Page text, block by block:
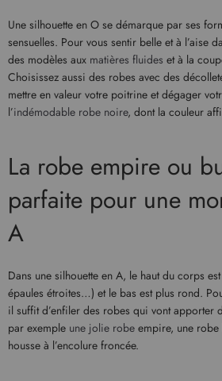
Une silhouette en O se démarque par ses
sensuelles. Pour vous sentir belle et à l’aise
des modèles aux matières fluides et à la
Choisissez aussi des robes avec des
mettre en valeur votre poitrine et dégager
l’indémodable robe noire, dont la couleur
La robe empire ou
parfaite pour une
A
Dans une silhouette en A, le haut du corps
épaules étroites…) et le bas est plus rond.
il suffit d’enfiler des robes qui vont apporter
par exemple une jolie robe empire, une
housse à l’encolure froncée.